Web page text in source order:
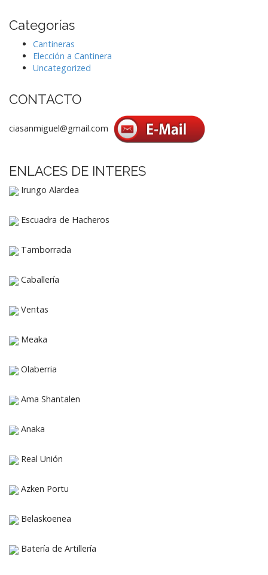
Categorías
Cantineras
Elección a Cantinera
Uncategorized
CONTACTO
ciasanmiguel@gmail.com
ENLACES DE INTERES
Irungo Alardea
Escuadra de Hacheros
Tamborrada
Caballería
Ventas
Meaka
Olaberria
Ama Shantalen
Anaka
Real Unión
Azken Portu
Belaskoenea
Batería de Artillería